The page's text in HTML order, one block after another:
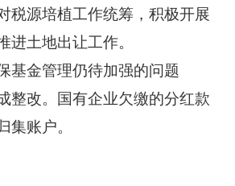
税源培植工作统筹，积极开展
土地出让工作。
金管理仍待加强的问题
改。国有企业欠缴的分红款
账户。